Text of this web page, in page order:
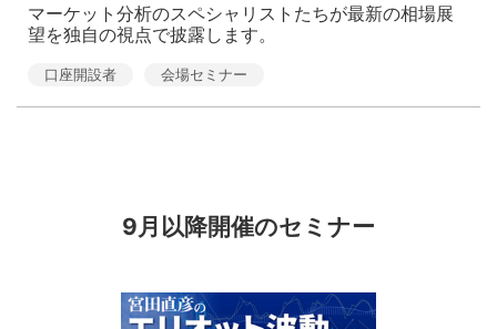
マーケット分析のスペシャリストたちが最新の相場展
望を独自の視点で披露します。
口座開設者 会場セミナー
9月以降開催のセミナー